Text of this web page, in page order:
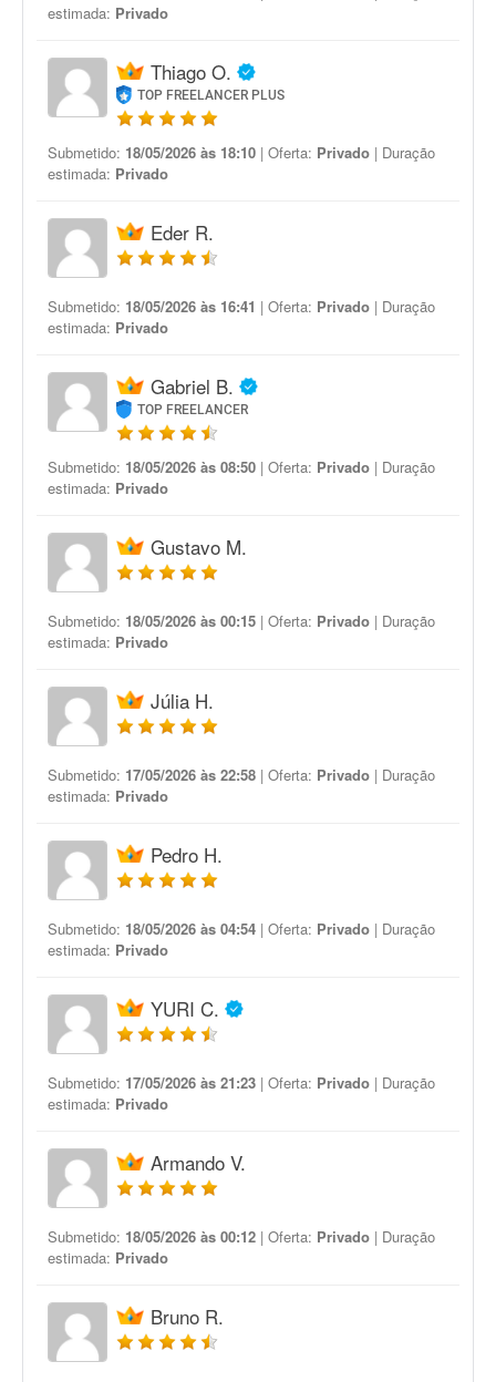
estimada: Privado
Thiago O.
TOP FREELANCER PLUS
Submetido: 18/05/2026 às 18:10 | Oferta: Privado | Duração
estimada: Privado
Eder R.
Submetido: 18/05/2026 às 16:41 | Oferta: Privado | Duração
estimada: Privado
Gabriel B.
TOP FREELANCER
Submetido: 18/05/2026 às 08:50 | Oferta: Privado | Duração
estimada: Privado
Gustavo M.
Submetido: 18/05/2026 às 00:15 | Oferta: Privado | Duração
estimada: Privado
Júlia H.
Submetido: 17/05/2026 às 22:58 | Oferta: Privado | Duração
estimada: Privado
Pedro H.
Submetido: 18/05/2026 às 04:54 | Oferta: Privado | Duração
estimada: Privado
YURI C.
Submetido: 17/05/2026 às 21:23 | Oferta: Privado | Duração
estimada: Privado
Armando V.
Submetido: 18/05/2026 às 00:12 | Oferta: Privado | Duração
estimada: Privado
Bruno R.